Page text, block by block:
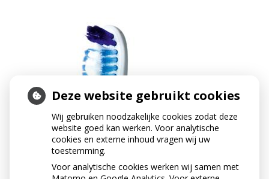
Deze website gebruikt cookies
Wij gebruiken noodzakelijke cookies zodat deze
website goed kan werken. Voor analytische
cookies en externe inhoud vragen wij uw
toestemming.
Voor analytische cookies werken wij samen met